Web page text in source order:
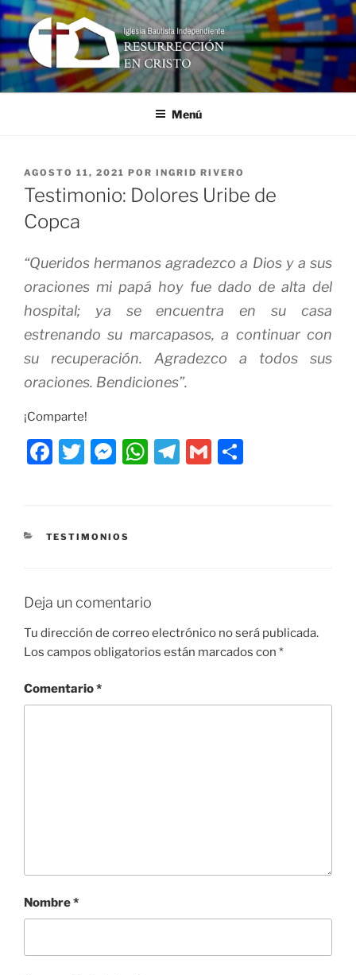
Ir
contenido
RESURRECCIÓN EN CRISTO
Iglesia Bautista Independiente
Menú
PUBLICADO
EN
AGOSTO 11, 2021 POR INGRID RIVERO
Testimonio: Dolores Uribe de
Copca
“Queridos hermanos agradezco a Dios y a sus
oraciones mi papá hoy fue dado de alta del
hospital; ya se encuentra en su casa
estrenando su marcapasos, a continuar con
su recuperación. Agradezco a todos sus
oraciones. Bendiciones”.
¡Comparte!
F
e
o
k
T
er
M
e
er
W
p
T
G
CATEGORÍAS
TESTIMONIOS
Deja un comentario
Tu dirección de correo electrónico no será publicada.
Los campos obligatorios están marcados con *
Comentario*
Nombre*